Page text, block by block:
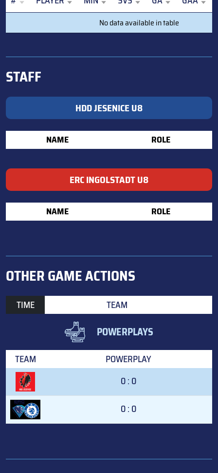
SVS GA
No data available in table
STAFF
HDD JESENICE U8
NAME ROLE
ERC INGOLSTADT U8
NAME ROLE
OTHER GAME ACTIONS
TIME TEAM
POWERPLAYS
TEAM
POWERPLAY
0 : 0
0 : 0